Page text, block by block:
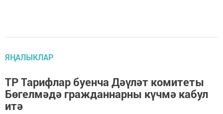
ЯҢАЛЫКЛАР
ТР Тарифлар буенча Дәүләт комитеты
Бөгелмәдә гражданнарны күчмә кабул
итә